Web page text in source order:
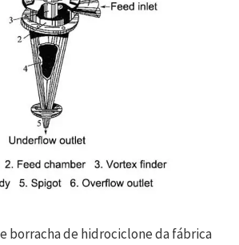
borracha de hidrociclone da fábrica